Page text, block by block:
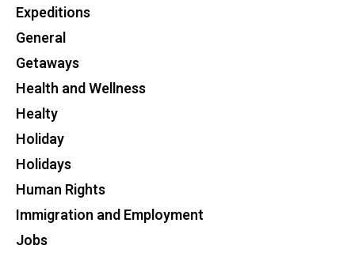
Expeditions
General
Getaways
Health and Wellness
Healty
Holiday
Holidays
Human Rights
Immigration and Employment
Jobs